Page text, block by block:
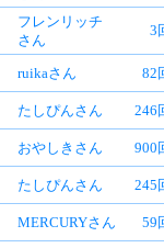
フレンリッチ
さん
3
ruikaさん 82
たしぴんさん 246
おやしきさん 900
たしぴんさん 245
MERCURYさん 59